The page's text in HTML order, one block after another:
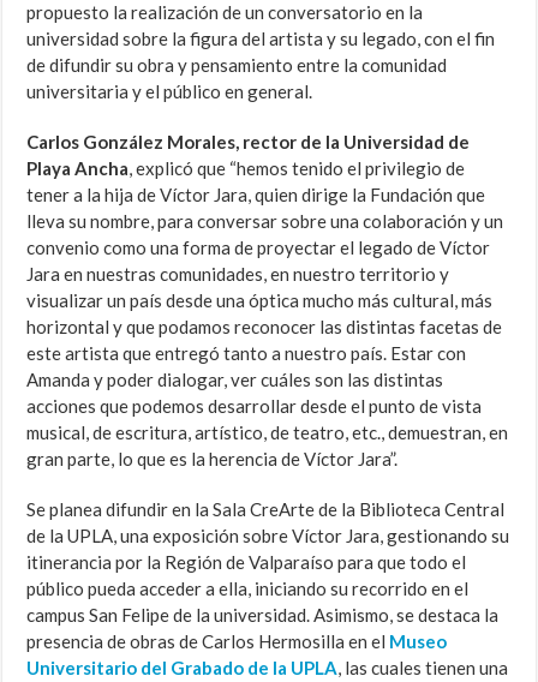
propuesto la realización de un conversatorio en la
universidad sobre la figura del artista y su legado, con el fin
de difundir su obra y pensamiento entre la comunidad
universitaria y el público en general.
Carlos González Morales, rector de la Universidad de
Playa Ancha, explicó que “hemos tenido el privilegio de
tener a la hija de Víctor Jara, quien dirige la Fundación que
lleva su nombre, para conversar sobre una colaboración y un
convenio como una forma de proyectar el legado de Víctor
Jara en nuestras comunidades, en nuestro territorio y
visualizar un país desde una óptica mucho más cultural, más
horizontal y que podamos reconocer las distintas facetas de
este artista que entregó tanto a nuestro país. Estar con
Amanda y poder dialogar, ver cuáles son las distintas
acciones que podemos desarrollar desde el punto de vista
musical, de escritura, artístico, de teatro, etc., demuestran, en
gran parte, lo que es la herencia de Víctor Jara”.
Se planea difundir en la Sala CreArte de la Biblioteca Central
de la UPLA, una exposición sobre Víctor Jara, gestionando su
itinerancia por la Región de Valparaíso para que todo el
público pueda acceder a ella, iniciando su recorrido en el
campus San Felipe de la universidad. Asimismo, se destaca la
presencia de obras de Carlos Hermosilla en el Museo
Universitario del Grabado de la UPLA, las cuales tienen una